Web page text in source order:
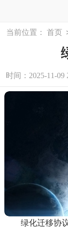
当前位置： 首页
时间：2025-11-09
绿化迁移协